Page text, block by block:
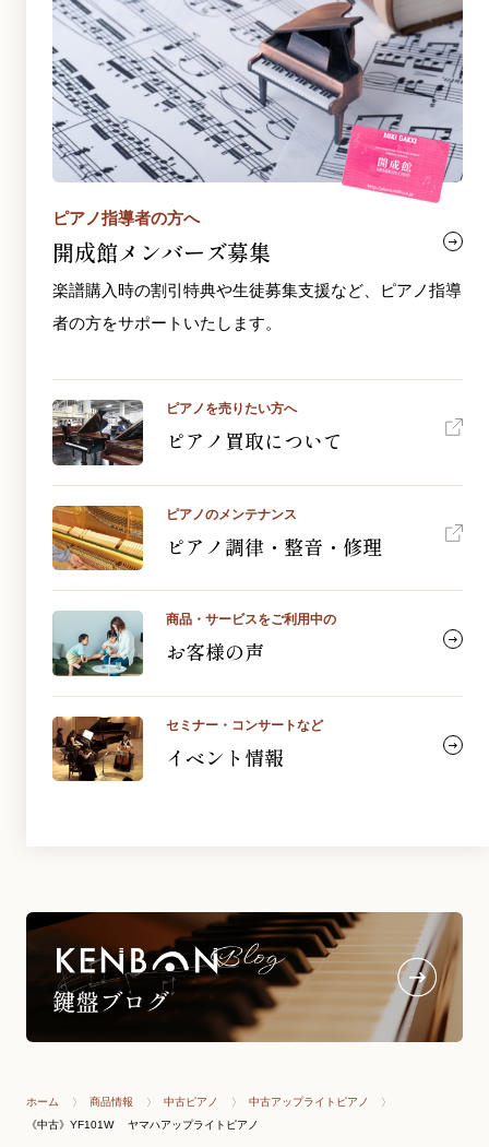
ピアノ指導者の方へ
開成館メンバーズ募集
楽譜購入時の割引特典や生徒募集支援など、ピアノ指導
者の方をサポートいたします。
ピアノを売りたい方へ
ピアノ買取について
ピアノのメンテナンス
ピアノ調律・整音・修理
商品・サービスをご利用中の
お客様の声
セミナー・コンサートなど
イベント情報
ホーム 商品情報 中古ピアノ
中古アップライトピアノ
《中古》YF101W ヤマハアップライトピアノ